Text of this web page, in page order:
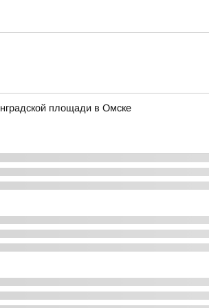
площади в Омске